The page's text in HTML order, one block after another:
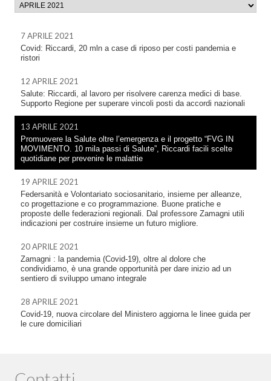
7 APRILE 2021
Covid: Riccardi, 20 mln a case di riposo per costi pandemia e
ristori
12 APRILE 2021
Salute: Riccardi, al lavoro per risolvere carenza medici di base.
Supporto Regione per superare vincoli posti da accordi nazionali
13 APRILE 2021
Promuovere la Salute oltre l’emergenza e il progetto “FVG IN
MOVIMENTO. 10 mila passi di Salute”, Riccardi facili scelte
quotidiane per prevenire le malattie
19 APRILE 2021
Federsanità e Volontariato sociosanitario, insieme per alleanze,
co progettazione e co programmazione. Buone pratiche e
proposte delle federazioni regionali. Dal professore Zamagni utili
indicazioni per costruire insieme un futuro migliore.
20 APRILE 2021
Zamagni : la pandemia (Covid-19), oltre al dolore che
condividiamo, è una grande opportunità per dare inizio ad un
sentiero di sviluppo umano integrale
28 APRILE 2021
Covid-19, nuova circolare del Ministero aggiorna le linee guida per
le cure domiciliari